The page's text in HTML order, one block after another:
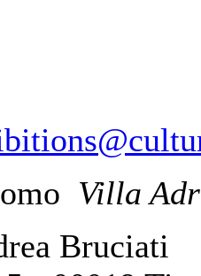
Villa
Bruciati